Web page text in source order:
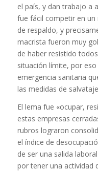
el país, y dan trabajo a
fue fácil competir en un
de respaldo, y
macrista fueron muy
de haber resistido
situación límite, por
emergencia sanitaria
las medidas de
El lema fue «ocupar,
estas empresas
rubros lograron
el índice de
de ser una salida
por tener una actividad